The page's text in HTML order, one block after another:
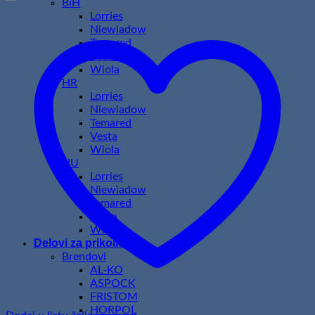
BiH
Lorries
Niewiadow
Temared
Wiola
HR
Lorries
Niewiadow
Temared
Vesta
Wiola
HU
Lorries
Niewiadow
Temared
Vesta
Wiola
Delovi za prikolice
Brendovi
AL-KO
ASPOCK
FRISTOM
HORPOL